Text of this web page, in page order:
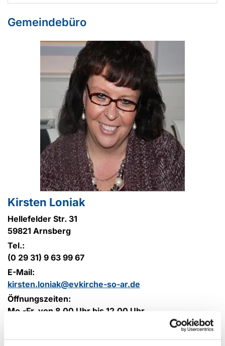
Gemeindebüro
Kirsten Loniak
Hellefelder Str. 31
59821 Arnsberg
Tel.:
(0 29 31) 9 63 99 67
E-Mail:
kirsten.loniak@evkirche-so-ar.de
Öffnungszeiten:
Mo.-Fr. von 8.00 Uhr bis 12.00 Uhr